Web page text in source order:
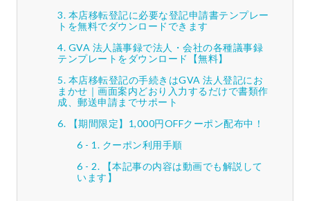
本店移転登記に必要な登記申請書テンプレー
トを無料でダウンロードできます
GVA 法人議事録で法人・会社の各種議事録
テンプレートをダウンロード【無料】
本店移転登記の手続きはGVA 法人登記にお
まかせ｜画面案内どおり入力するだけで書類作
成、郵送申請までサポート
【期間限定】1,000円OFFクーポン配布中！
クーポン利用手順
【本記事の内容は動画でも解説して
います】